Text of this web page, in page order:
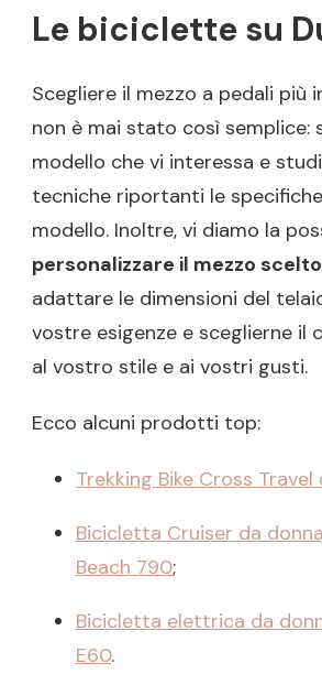
Le biciclette su
Scegliere il mezzo a pedali più
non è mai stato così semplice:
modello che vi interessa e
tecniche riportanti le
modello. Inoltre, vi diamo la
personalizzare il mezzo scelto
adattare le dimensioni del
vostre esigenze e sceglierne il
al vostro stile e ai vostri gusti.
Ecco alcuni prodotti top:
Trekking Bike Cross
Bicicletta Cruiser da
Beach 790;
Bicicletta elettrica da
E60.